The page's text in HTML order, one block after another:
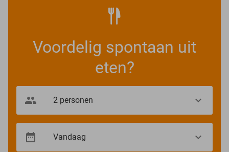
Voordelig spontaan uit
eten?